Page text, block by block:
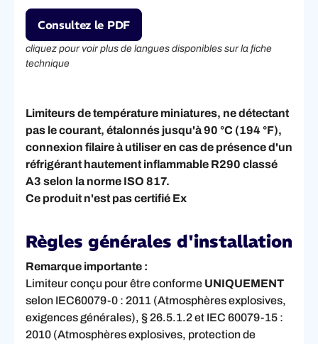
Consultez le PDF
cliquez pour voir plus de langues disponibles sur la fiche
technique
Limiteurs de température miniatures, ne détectant
pas le courant, étalonnés jusqu'à 90 °C (194 °F),
connexion filaire à utiliser en cas de présence d'un
réfrigérant hautement inflammable R290 classé
A3 selon la norme ISO 817.
Ce produit n'est pas certifié Ex
Règles générales d'installation
Remarque importante :
Limiteur conçu pour être conforme UNIQUEMENT
selon IEC60079-0 : 2011 (Atmosphères explosives,
exigences générales), § 26.5.1.2 et IEC 60079-15 :
2010 (Atmosphères explosives, protection de